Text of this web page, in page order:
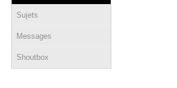
Sujets
Messages
Shoutbox